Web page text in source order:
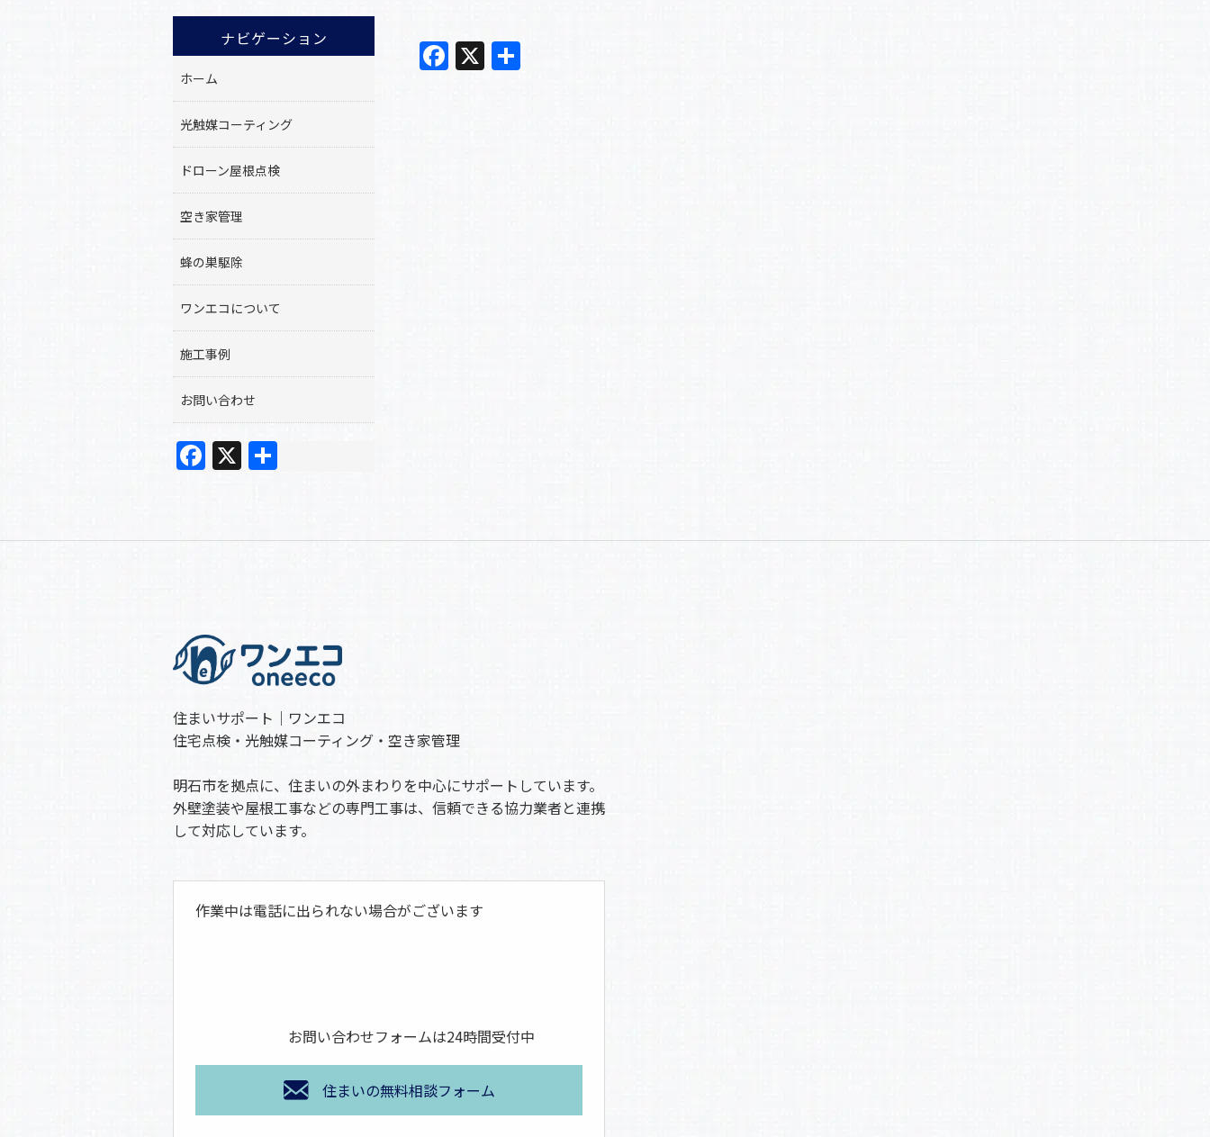
F X
ナビゲーション
ホーム
光触媒コーティング
ドローン屋根点検
空き家管理
蜂の巣駆除
ワンエコについて
施工事例
お問い合わせ
F
e
o
k
X
住まいサポート｜ワンエコ
住宅点検・光触媒コーティング・空き家管理
明石市を拠点に、住まいの外まわりを中心にサポートしています。
外壁塗装や屋根工事などの専門工事は、信頼できる協力業者と連携
して対応しています。
作業中は電話に出られない場合がございます
お問い合わせフォームは24時間受付中
住まいの無料相談フォーム